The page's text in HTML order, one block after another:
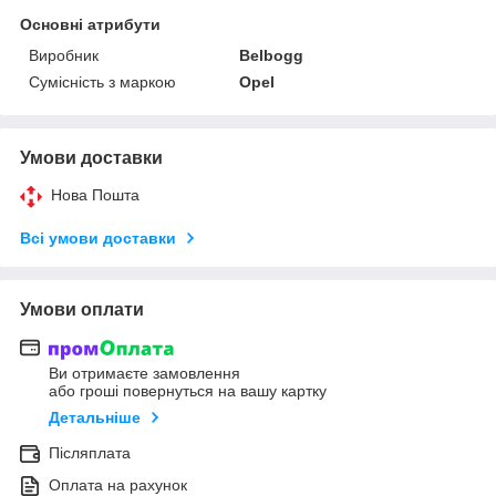
Основні атрибути
Виробник
Belbogg
Сумісність з маркою
Opel
Умови доставки
Нова Пошта
Всі умови доставки
Умови оплати
Ви отримаєте замовлення
або гроші повернуться на вашу картку
Детальніше
Післяплата
Оплата на рахунок